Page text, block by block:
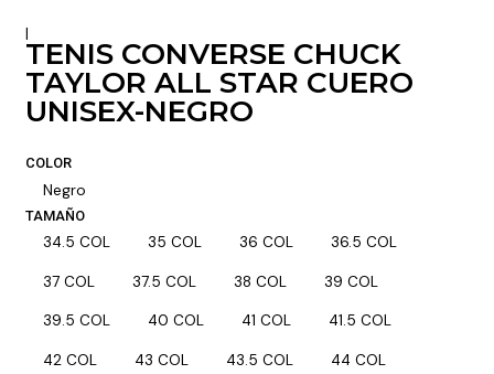
|
TENIS CONVERSE CHUCK
TAYLOR ALL STAR CUERO
UNISEX-NEGRO
COLOR
Negro
TAMAÑO
34.5 COL 35 COL 36 COL 36.5 COL
37 COL 37.5 COL 38 COL 39 COL
39.5 COL 40 COL 41 COL 41.5 COL
42 COL 43 COL 43.5 COL 44 COL